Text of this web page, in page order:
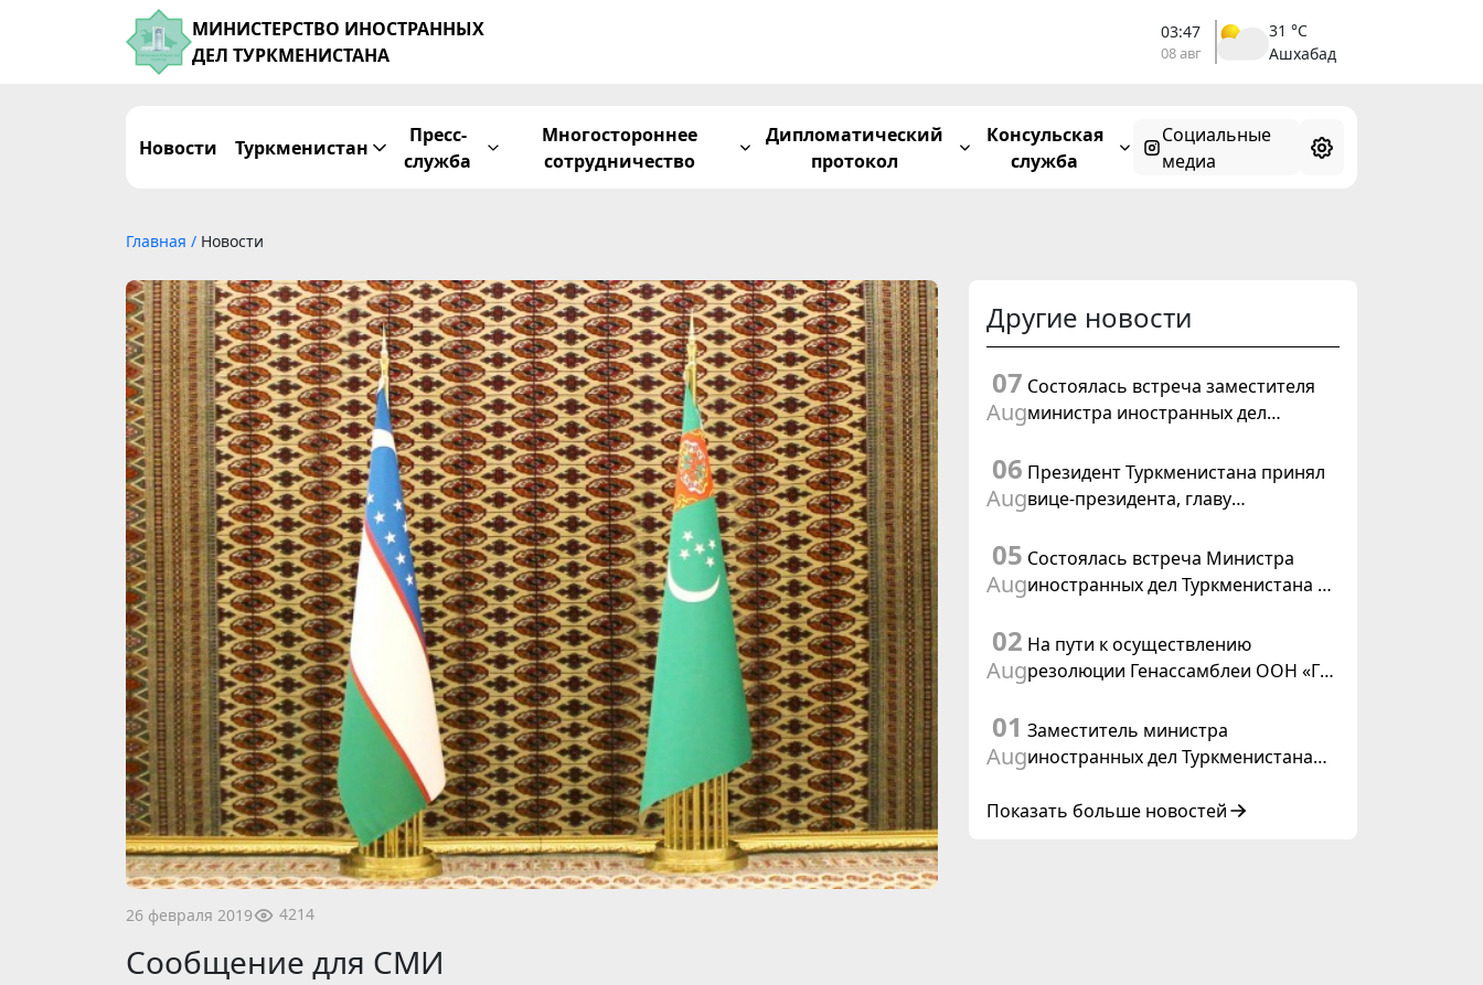
МИНИСТЕРСТВО ИНОСТРАННЫХ
ДЕЛ ТУРКМЕНИСТАНА
03:47
08 авг
31 °C
Ашхабад
Новости Туркменистан
Пресс-
служба
Многостороннее
сотрудничество
Дипломатический
протокол
Консульская
служба
Социальные
медиа
Главная / Новости
26 февраля 2019 4214
Сообщение для СМИ
Другие новости
07
Aug
Состоялась встреча заместителя
министра иностранных дел
поверенным в делах США в
Туркменистане
06
Aug
Президент Туркменистана принял
вице-президента, главу
иностранных дел Швейцарской
Конфедерации
05
Aug
Состоялась встреча Министра
иностранных дел Туркменистана с
02
Aug
На пути к осуществлению
резолюции Генассамблеи ООН «Год
инициированной Туркменистаном
01
Aug
Заместитель министра
иностранных дел Туркменистана
старших должностных лиц Форума
Показать больше новостей